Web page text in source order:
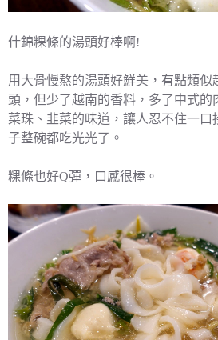
什錦粿條的湯頭好棒啊!
用大骨慢熬的湯頭好鮮美，有點類似
頭，但少了越南的香料，多了中式的
菜珠、韭菜的味道，讓人忍不住一口
子整碗都吃光光了。
粿條也好Q彈，口感很棒。